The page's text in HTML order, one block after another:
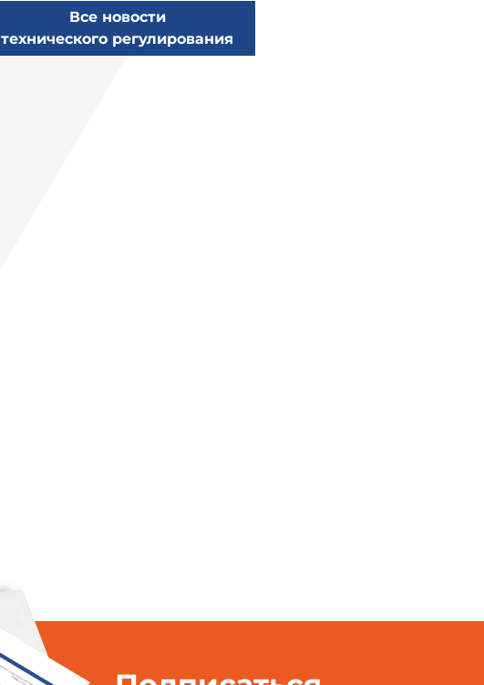
Все новости
технического регулирования